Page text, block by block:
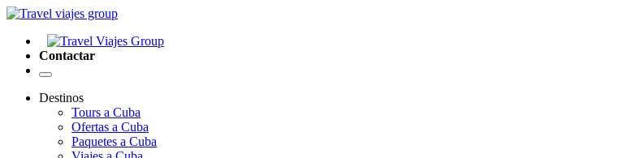
Contactar
Destinos
Tours a Cuba
Ofertas a Cuba
Paquetes a Cuba